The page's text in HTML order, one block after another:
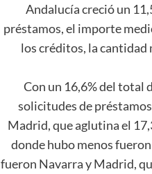
Andalucía creció un
préstamos, el importe
los créditos, la cantidad
Con un 16,6% del total
solicitudes de
Madrid, que aglutina el
donde hubo menos
fueron Navarra y Madrid,